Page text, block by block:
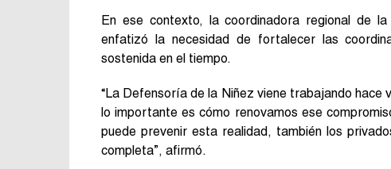
En ese contexto, la coordinadora regional de
enfatizó la necesidad de fortalecer las
sostenida en el tiempo.
“La Defensoría de la Niñez viene trabajando hace
lo importante es cómo renovamos ese
puede prevenir esta realidad, también los
completa”, afirmó.